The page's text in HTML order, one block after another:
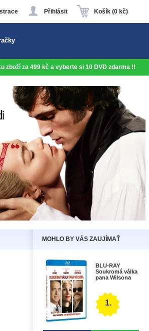
Košík (0 kč)
Přihlásit
zboží za 499 kč a vyberte si 10 DVD zdarma !!
MOHLO BY VÁS ZAUJÍMAŤ
BLU-RAY
Soukromá válka
pana Wilsona
1.